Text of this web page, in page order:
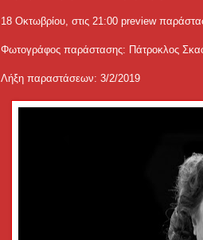
18 Οκτωβρίου, στις 21:00 preview
Φωτογράφος παράστασης: Πάτροκλος
Λήξη παραστάσεων: 3/2/2019